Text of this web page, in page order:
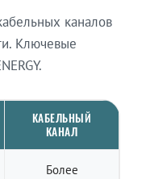
каналов
Ключевые
КАБЕЛЬНЫЙ
КАНАЛ
Более